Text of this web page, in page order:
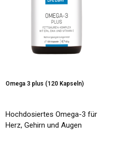
Omega 3 plus (120 Kapseln)
Hochdosiertes Omega-3 für
Herz, Gehirn und Augen